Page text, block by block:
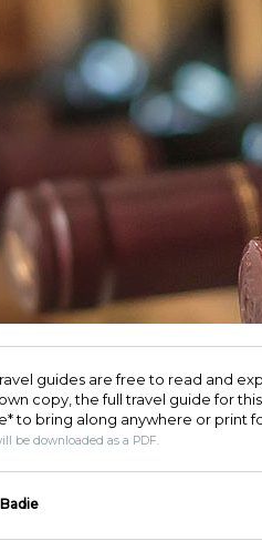
guides are free to read and
copy, the full travel guide for
to bring along anywhere or print
be downloaded as a PDF.
Badie